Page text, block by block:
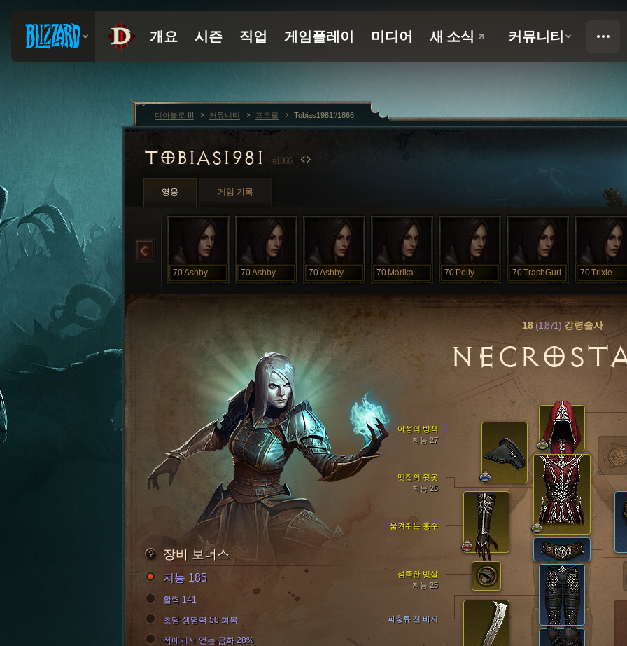
TOBIAS1981 #1866
영웅 게임 기록
70Ashby 70Ashby 70Ashby 70 Marika 70 Polly 70TrashGurl 70Trixie
18(1,871)강령술사
맷집의 윗옷
지능 25
움켜쥐는 홍수
아성의 방책
지능 27
파충류 천 바지
섬뜩한 빛살
지능 25
장비 보너스
지능 185
활력 141
초당 생명력 50 회복
적에게서 얻는 금화 28%
디아블로 III 커뮤니티 프로필 Tobias1981#1866